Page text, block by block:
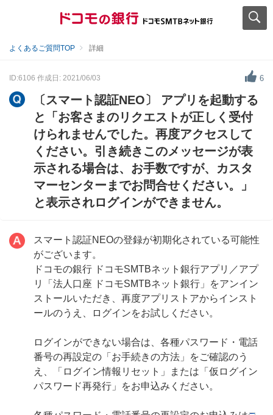
よくあるご質問TOP 詳細
ID:6106 作成日: 2021/06/03 6
〔スマート認証NEO〕 アプリを起動する
と「お客さまのリクエストが正しく受付
けられませんでした。再度アクセスして
ください。引き続きこのメッセージが表
示される場合は、お手数ですが、カスタ
マーセンターまでお問合せください。」
と表示されログインができません。
スマート認証NEOの登録が初期化されている可能性
がございます。
ドコモの銀行 ドコモSMTBネット銀行アプリ／アプ
リ「法人口座 ドコモSMTBネット銀行」をアンイン
ストールいただき、再度アプリストアからインスト
ールのうえ、ログインをお試しください。
ログインができない場合は、各種パスワード・電話
番号の再設定の「お手続きの方法」をご確認のう
え、「ログイン情報リセット」または「仮ログイン
パスワード再発行」をお申込みください。